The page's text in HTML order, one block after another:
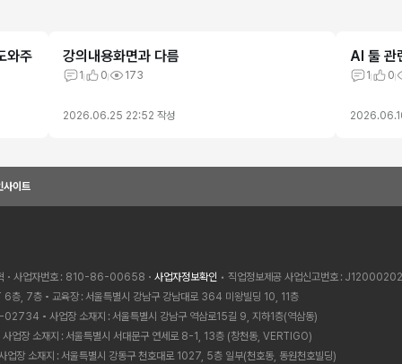
와주 강의내용화면과 다름
1 0 173
2026.06.25 22:52 작성
AI 툴 관
1 0
사이트
사업자번호 810-86-00658 사업자정보확인 • 직업정보제공 사업신고번호
6층, 7층
교육장 서울특별시 강남구 강남대로 364 미왕빌딩 10, 11층
02734
사업장 소재지
서울특별시 강남구 역삼로15길 9, 지하1층(역삼동)
사업장 소재지
서울특별시 서대문구 연세로 8-1, 13층 (창천동, VERTIGO)
업장 소재지
서울특별시 강동구 천호대로 1027, 5층 일부(천호동, 동원천호빌딩)